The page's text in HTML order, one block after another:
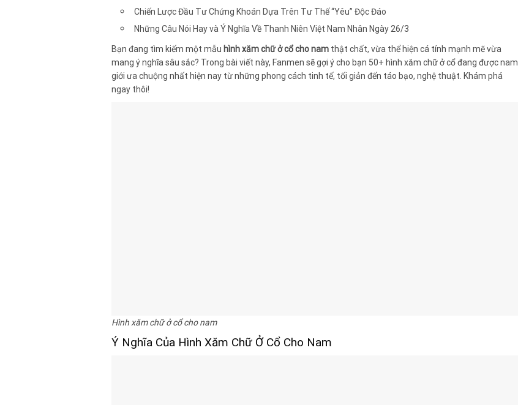
Chiến Lược Đầu Tư Chứng Khoán Dựa Trên Tư Thế “Yêu” Độc Đáo
Những Câu Nói Hay và Ý Nghĩa Về Thanh Niên Việt Nam Nhân Ngày 26/3
Bạn đang tìm kiếm một mẫu hình xăm chữ ở cổ cho nam thật chất, vừa thể hiện cá tính mạnh mẽ vừa
mang ý nghĩa sâu sắc? Trong bài viết này, Fanmen sẽ gợi ý cho bạn 50+ hình xăm chữ ở cổ đang được nam
giới ưa chuộng nhất hiện nay từ những phong cách tinh tế, tối giản đến táo bạo, nghệ thuật. Khám phá
ngay thôi!
Hình xăm chữ ở cổ cho nam
Ý Nghĩa Của Hình Xăm Chữ Ở Cổ Cho Nam